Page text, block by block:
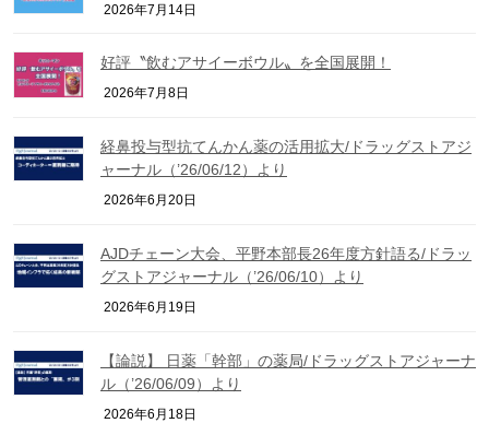
2026年7月14日
好評〝飲むアサイーボウル〟を全国展開！
2026年7月8日
経鼻投与型抗てんかん薬の活用拡大/ドラッグストアジ
ャーナル（’26/06/12）より
2026年6月20日
AJDチェーン大会、平野本部長26年度方針語る/ドラッ
グストアジャーナル（’26/06/10）より
2026年6月19日
【論説】 日薬「幹部」の薬局/ドラッグストアジャーナ
ル（’26/06/09）より
2026年6月18日